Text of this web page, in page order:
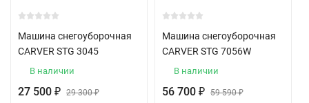
Машина снегоуборочная
CARVER STG 3045
В наличии
27 500 ₽ 29 300₽
Машина снегоуборочная
CARVER STG 7056W
В наличии
56 700 ₽ 59 590₽